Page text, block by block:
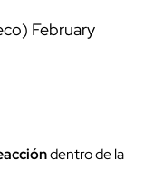
February
dentro de la